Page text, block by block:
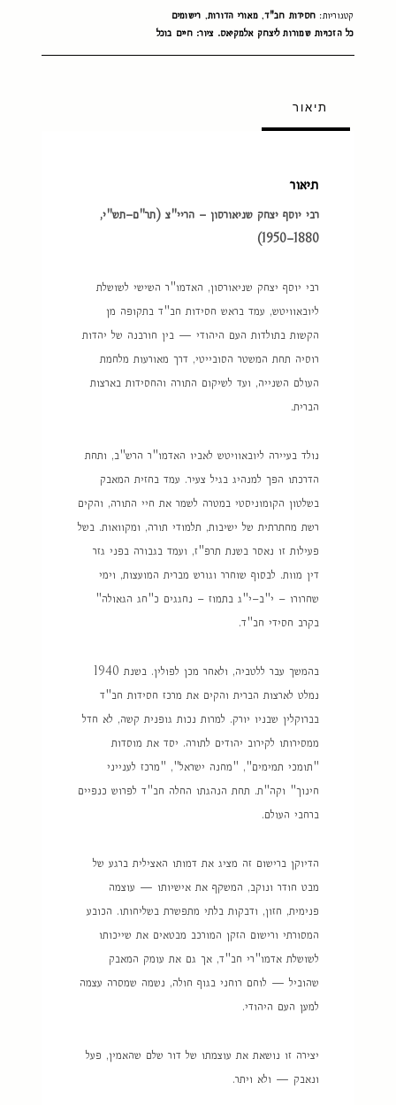
קטגוריות: חסידות חב"ד,מאורי הדורות, רישומים
כל הזכויות שמורות ליצחק אלמקיאס. ציור: חיים בוכל
תיאור
תיאור
רבי יוסף יצחק שניאורסון – הריי"צ (תר"ם–תש"י,
1880–1950)
רבי יוסף יצחק שניאורסון, האדמו"ר השישי לשושלת
ליובאוויטש, עמד בראש חסידות חב"ד בתקופה מן
הקשות בתולדות העם היהודי — בין חורבנה של יהדות
רוסיה תחת המשטר הסובייטי, דרך מאורעות מלחמת
העולם השנייה, ועד לשיקום התורה והחסידות בארצות
הברית.
נולד בעיירה ליובאוויטש לאביו האדמו"ר הרש"ב, ותחת
הדרכתו הפך למנהיג בגיל צעיר. עמד בחזית המאבק
בשלטון הקומוניסטי במטרה לשמר את חיי התורה, והקים
רשת מחתרתית של ישיבות, תלמודי תורה, ומקוואות. בשל
פעילות זו נאסר בשנת תרפ"ז, ועמד בגבורה בפני גזר
דין מוות. לבסוף שוחרר וגורש מברית המועצות, וימי
שחרורו – י"ב–י"ג בתמוז – נחגגים כ"חג הגאולה"
בקרב חסידי חב"ד.
בהמשך עבר ללטביה, ולאחר מכן לפולין. בשנת 1940
נמלט לארצות הברית והקים את מרכז חסידות חב"ד
בברוקלין שבניו יורק. למרות נכות גופנית קשה, לא חדל
ממסירותו לקירוב יהודים לתורה. יסד את מוסדות
"תומכי תמימים", "מחנה ישראל", "מרכז לענייני
חינוך" וקה"ת. תחת הנהגתו החלה חב"ד לפרוש כנפיים
ברחבי העולם.
הדיוקן ברישום זה מציג את דמותו האצילית ברגע של
מבט חודר ונוקב, המשקף את אישיותו — עוצמה
פנימית, חזון, ודבקות בלתי מתפשרת בשליחותו. הכובע
המסורתי ורישום הזקן המורכב מבטאים את שייכותו
לשושלת אדמו"רי חב"ד, אך גם את עומק המאבק
שהוביל — לוחם רוחני בגוף חולה, נשמה שמסרה עצמה
למען העם היהודי.
יצירה זו נושאת את עוצמתו של דור שלם שהאמין, פעל
ונאבק — ולא ויתר.